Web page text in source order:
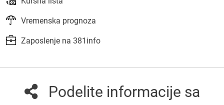
Vremenska prognoza
Zaposlenje na 381info
Podelite informacije sa